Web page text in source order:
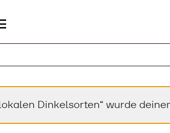
im Warenkorb
Dinkelsorten“ wurde